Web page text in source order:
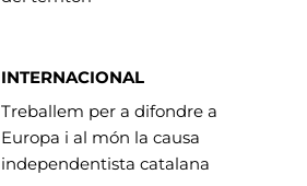
INTERNACIONAL
Treballem per a difondre a
Europa i al món la causa
independentista catalana